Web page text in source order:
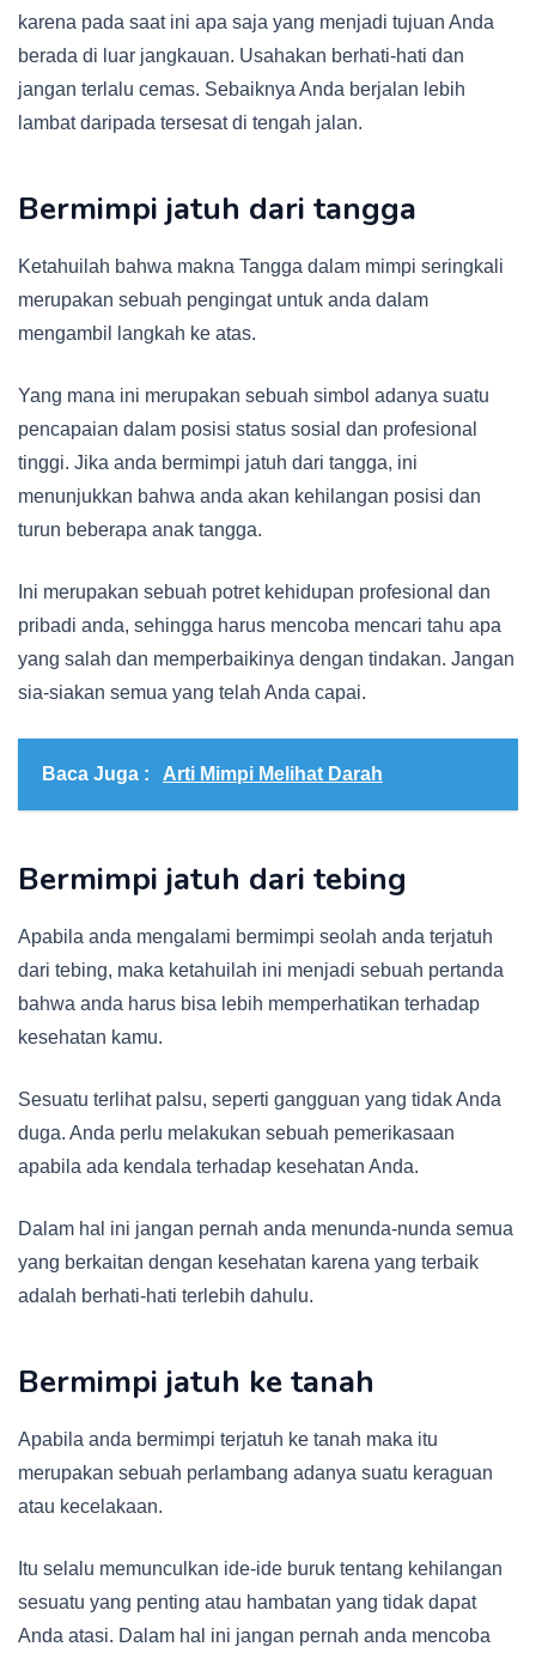
karena pada saat ini apa saja yang menjadi tujuan Anda
berada di luar jangkauan. Usahakan berhati-hati dan
jangan terlalu cemas. Sebaiknya Anda berjalan lebih
lambat daripada tersesat di tengah jalan.
Bermimpi jatuh dari tangga
Ketahuilah bahwa makna Tangga dalam mimpi seringkali
merupakan sebuah pengingat untuk anda dalam
mengambil langkah ke atas.
Yang mana ini merupakan sebuah simbol adanya suatu
pencapaian dalam posisi status sosial dan profesional
tinggi. Jika anda bermimpi jatuh dari tangga, ini
menunjukkan bahwa anda akan kehilangan posisi dan
turun beberapa anak tangga.
Ini merupakan sebuah potret kehidupan profesional dan
pribadi anda, sehingga harus mencoba mencari tahu apa
yang salah dan memperbaikinya dengan tindakan. Jangan
sia-siakan semua yang telah Anda capai.
Baca Juga : Arti Mimpi Melihat Darah
Bermimpi jatuh dari tebing
Apabila anda mengalami bermimpi seolah anda terjatuh
dari tebing, maka ketahuilah ini menjadi sebuah pertanda
bahwa anda harus bisa lebih memperhatikan terhadap
kesehatan kamu.
Sesuatu terlihat palsu, seperti gangguan yang tidak Anda
duga. Anda perlu melakukan sebuah pemerikasaan
apabila ada kendala terhadap kesehatan Anda.
Dalam hal ini jangan pernah anda menunda-nunda semua
yang berkaitan dengan kesehatan karena yang terbaik
adalah berhati-hati terlebih dahulu.
Bermimpi jatuh ke tanah
Apabila anda bermimpi terjatuh ke tanah maka itu
merupakan sebuah perlambang adanya suatu keraguan
atau kecelakaan.
Itu selalu memunculkan ide-ide buruk tentang kehilangan
sesuatu yang penting atau hambatan yang tidak dapat
Anda atasi. Dalam hal ini jangan pernah anda mencoba